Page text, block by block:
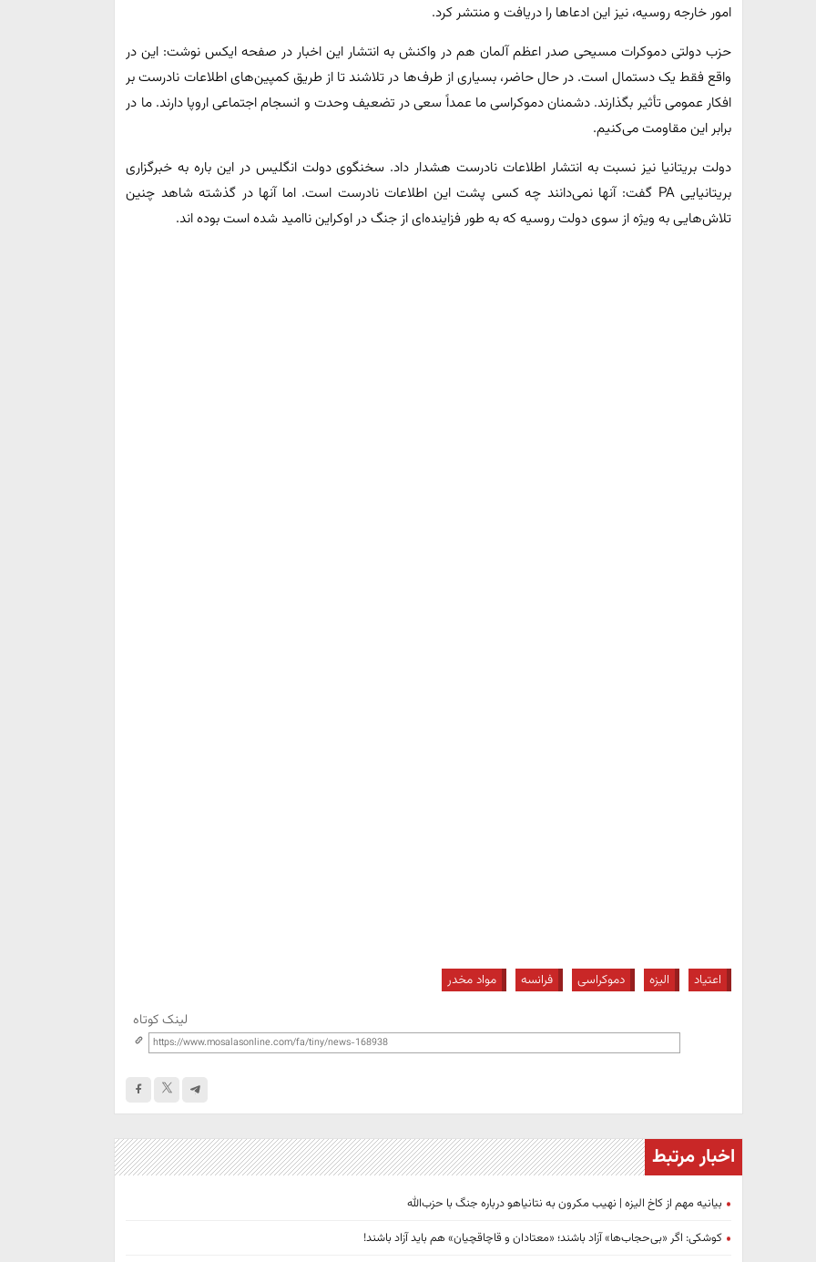
امور خارجه روسیه، نیز این ادعاها را دریافت و منتشر کرد.
حزب دولتی دموکرات مسیحی صدر اعظم آلمان هم در واکنش به انتشار این اخبار در صفحه ایکس نوشت: این در
واقع فقط یک دستمال است. در حال حاضر، بسیاری از طرف‌ها در تلاشند تا از طریق کمپین‌های اطلاعات نادرست بر
افکار عمومی تأثیر بگذارند. دشمنان دموکراسی ما عمداً سعی در تضعیف وحدت و انسجام اجتماعی اروپا دارند. ما در
برابر این مقاومت می‌کنیم.
دولت بریتانیا نیز نسبت به انتشار اطلاعات نادرست هشدار داد. سخنگوی دولت انگلیس در این باره به خبرگزاری
بریتانیایی PA گفت: آنها نمی‌دانند چه کسی پشت این اطلاعات نادرست است. اما آنها در گذشته شاهد چنین
تلاش‌هایی به ویژه از سوی دولت روسیه که به طور فزاینده‌ای از جنگ در اوکراین ناامید شده است بوده اند.
اعتیاد الیزه دموکراسی فرانسه مواد مخدر
لینک کوتاه
اخبار مرتبط
بیانیه مهم از کاخ الیزه | نهیب مکرون به نتانیاهو درباره جنگ با حزب‌الله
کوشکی: اگر «بی‌حجاب‌ها» آزاد باشند؛ «معتادان و قاچاقچیان» هم باید آزاد باشند!